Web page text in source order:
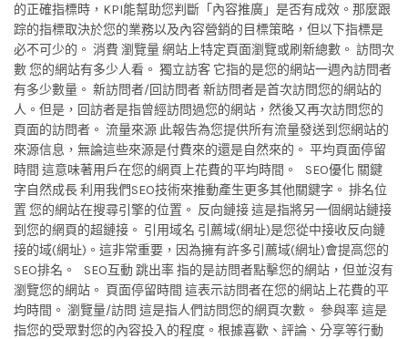
的正確指標時，KPI能幫助您判斷「內容推廣」是否有成效。那麼跟
踪的指標取決於您的業務以及內容營銷的目標策略，但以下指標是
必不可少的。 消費 瀏覽量 網站上特定頁面瀏覽或刷新總數。 訪問次
數 您的網站有多少人看。 獨立訪客 它指的是您的網站一週內訪問者
有多少數量。 新訪問者/回訪問者 新訪問者是首次訪問您的網站的
人。但是，回訪者是指曾經訪問過您的網站，然後又再次訪問您的
頁面的訪問者。 流量來源 此報告為您提供所有流量發送到您網站的
來源信息，無論這些來源是付費來的還是自然來的。 平均頁面停留
時間 這意味著用戶在您的網頁上花費的平均時間。 SEO優化 關鍵
字自然成長 利用我們SEO技術來推動產生更多其他關鍵字。 排名位
置 您的網站在搜尋引擎的位置。 反向鏈接 這是指將另一個網站鏈接
到您的網頁的超鏈接。 引用域名 引薦域(網址)是您從中接收反向鏈
接的域(網址)。這非常重要，因為擁有許多引薦域(網址)會提高您的
SEO排名。 SEO互動 跳出率 指的是訪問者點擊您的網站，但並沒有
瀏覽您的網站。 頁面停留時間 這表示訪問者在您的網站上花費的平
均時間。 瀏覽量/訪問 這是指人們訪問您的網頁次數。 參與率 這是
指您的受眾對您的內容投入的程度。根據喜歡、評論、分享等行動